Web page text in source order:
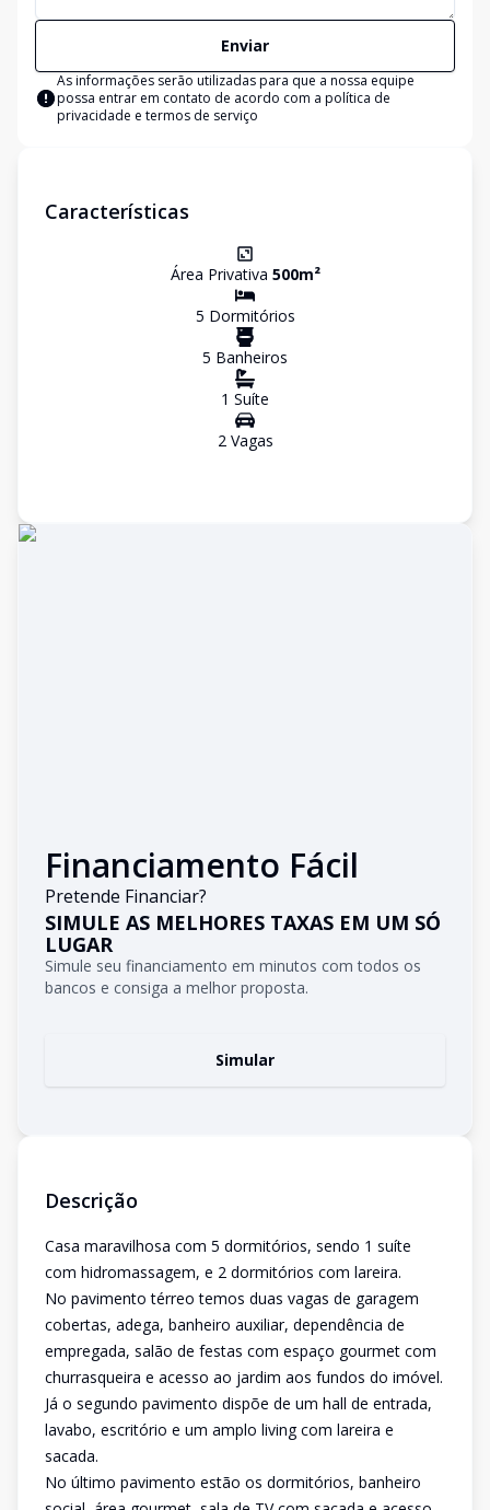
Enviar
As informações serão utilizadas para que a nossa equipe
possa entrar em contato de acordo com a política de
privacidade e termos de serviço
Características
Área Privativa 500m²
5 Dormitórios
5 Banheiros
1 Suíte
2Vagas
Financiamento Fácil
Pretende Financiar?
SIMULE AS MELHORES TAXAS EM UM SÓ
LUGAR
Simule seu financiamento em minutos com todos os
bancos e consiga a melhor proposta.
Simular
Descrição
Casa maravilhosa com 5 dormitórios, sendo 1 suíte
com hidromassagem, e 2 dormitórios com lareira.
No pavimento térreo temos duas vagas de garagem
cobertas, adega, banheiro auxiliar, dependência de
empregada, salão de festas com espaço gourmet com
churrasqueira e acesso ao jardim aos fundos do imóvel.
Já o segundo pavimento dispõe de um hall de entrada,
lavabo, escritório e um amplo living com lareira e
sacada.
No último pavimento estão os dormitórios, banheiro